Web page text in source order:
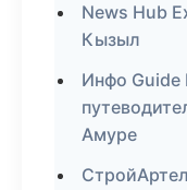
News Hub
Кызыл
Инфо Guide
Амуре